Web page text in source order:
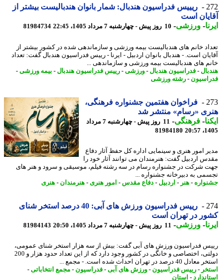
ریییس فدراسیون هندبال: شمار بانوان هندبالیست بیشتر از
است
-ورزشی-10 روز پیش - چهارشنبه 7 مرداد 1405، 22:45 81984734
خانم های هندبالیست بیمه ورزشی و سازماندهی شده در کشور بیشتر از
است. - هندبال بانوان اردبیل - ایرنا - رییس فدراسیون هندبال گفت: تعداد
های هندبالیست بیمه ورزشی و سازماندهی ...
-فدراسیون هندبال-ورزشی -رییس فدراسیون هندبال-بیمه ورزشی -
-رشته ورزشی
فراخوان هفتمین جشنواره فرهنگی،
«رسام» منتشر شد
-فرهنگی-
11 روز پیش - چهارشنبه 7 مرداد
81984180
امور هنری و سینمایی اداره کل حفظ آثار دفاع
اردبیل گفت: هنرمندان می توانند آثار خود را
شرکت در جشنواره رسام در سه رشته فیلم، موسیقی و سرود و هنر های
به دبیرخانه جشنواره ...
- هنر-اردبیل -دفاع مقدس-امور هنری- هنرمندان- هنری
رییس فدراسیون ورزش های آبی: 40 درصد استخر شنای
در تهران است
-ورزشی-11 روز پیش - چهارشنبه 7 مرداد 1405، 20:50 81984143
فدراسیون ورزش های آبی گفت: بیش از سه هزار استخر شنای عمومی،
دولتی، اختصاصی و خانگی در کشور وجود دارد که از این تعداد حدود هزار و 200
درصد در تهران احداث شده است. - مجمع ...
-رییس فدراسیون-ورزش های آبی- فدراسیون-مجمع انتخاباتی-
- استان